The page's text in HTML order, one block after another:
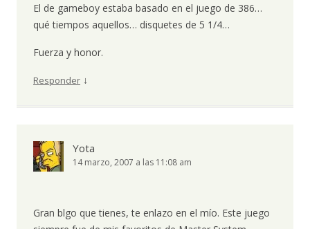
El de gameboy estaba basado en el juego de 386…
qué tiempos aquellos… disquetes de 5 1/4…
Fuerza y honor.
Responder ↓
Yota
14 marzo, 2007 a las 11:08 am
Gran blgo que tienes, te enlazo en el mío. Este juego